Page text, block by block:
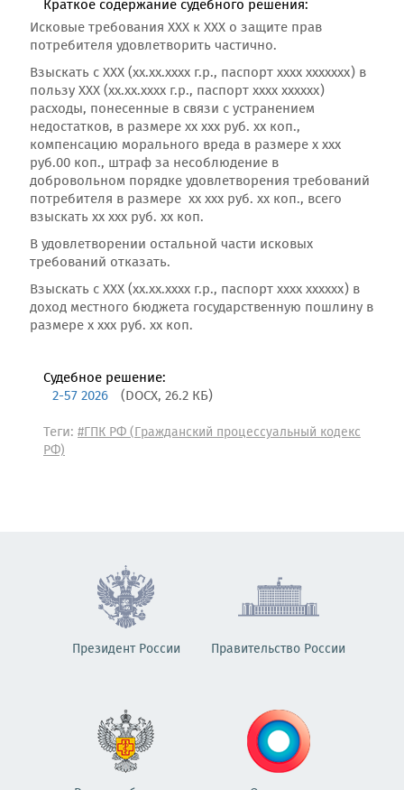
Краткое содержание судебного решения:
Исковые требования ХХХ к ХХХ о защите прав
потребителя удовлетворить частично.
Взыскать с ХХХ (хх.хх.хххх г.р., паспорт хххх ххххххх) в
пользу ХХХ (хх.хх.хххх г.р., паспорт хххх хххххх)
расходы, понесенные в связи с устранением
недостатков, в размере хх ххх руб. хх коп.,
компенсацию морального вреда в размере х ххх
руб.00 коп., штраф за несоблюдение в
добровольном порядке удовлетворения требований
потребителя в размере хх ххх руб. хх коп., всего
взыскать хх ххх руб. хх коп.
В удовлетворении остальной части исковых
требований отказать.
Взыскать с ХХХ (хх.хх.хххх г.р., паспорт хххх хххххх) в
доход местного бюджета государственную пошлину в
размере х ххх руб. хх коп.
Судебное решение:
2-57 2026 (DOCX, 26.2 КБ)
Теги: #ГПК РФ (Гражданский процессуальный кодекс
РФ)
Президент России Правительство России